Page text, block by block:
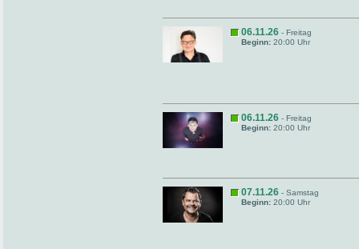
06.11.26 - Freitag
Beginn: 20:00 Uhr
06.11.26 - Freitag
Beginn: 20:00 Uhr
07.11.26 - Samstag
Beginn: 20:00 Uhr